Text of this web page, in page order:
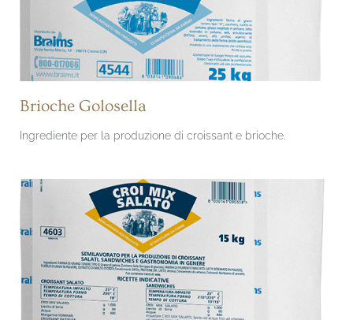
Brioche Golosella
Ingrediente per la produzione di croissant e brioche.